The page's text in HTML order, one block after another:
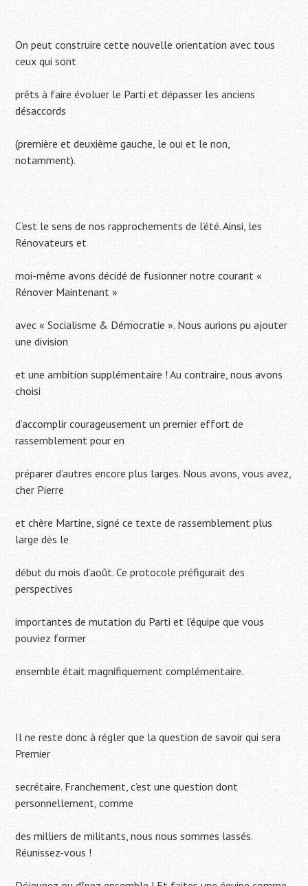
On peut construire cette nouvelle orientation avec tous
ceux qui sont
prêts à faire évoluer le Parti et dépasser les anciens
désaccords
(première et deuxième gauche, le oui et le non,
notamment).
C’est le sens de nos rapprochements de l’été. Ainsi, les
Rénovateurs et
moi-même avons décidé de fusionner notre courant «
Rénover Maintenant »
avec « Socialisme & Démocratie ». Nous aurions pu ajouter
une division
et une ambition supplémentaire ! Au contraire, nous avons
choisi
d’accomplir courageusement un premier effort de
rassemblement pour en
préparer d’autres encore plus larges. Nous avons, vous avez,
cher Pierre
et chère Martine, signé ce texte de rassemblement plus
large dès le
début du mois d’août. Ce protocole préfigurait des
perspectives
importantes de mutation du Parti et l’équipe que vous
pouviez former
ensemble était magnifiquement complémentaire.
Il ne reste donc à régler que la question de savoir qui sera
Premier
secrétaire. Franchement, c’est une question dont
personnellement, comme
des milliers de militants, nous nous sommes lassés.
Réunissez-vous !